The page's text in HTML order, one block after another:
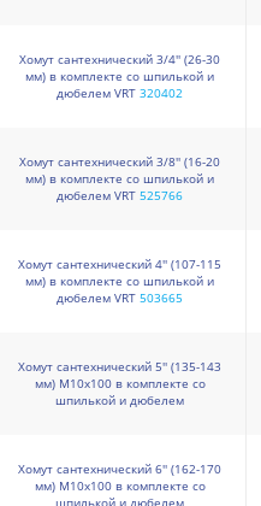
Хомут сантехнический 3/4'' (26-30
мм) в комплекте со шпилькой и
дюбелем VRT 320402
Хомут сантехнический 3/8'' (16-20
мм) в комплекте со шпилькой и
дюбелем VRT 525766
Хомут сантехнический 4'' (107-115
мм) в комплекте со шпилькой и
дюбелем VRT 503665
Хомут сантехнический 5'' (135-143
мм) М10х100 в комплекте со
шпилькой и дюбелем
Хомут сантехнический 6'' (162-170
мм) М10х100 в комплекте со
шпилькой и дюбелем